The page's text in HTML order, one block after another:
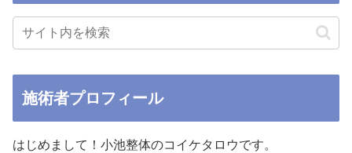
施術者プロフィール
はじめまして！小池整体のコイケタロウです。